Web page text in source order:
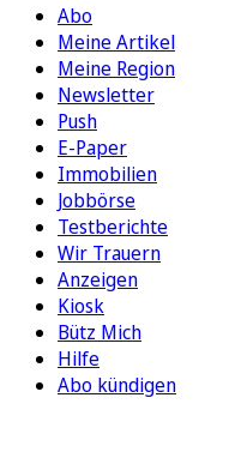
Abo
Meine Artikel
Meine Region
Newsletter
Push
E-Paper
Immobilien
Jobbörse
Testberichte
Wir Trauern
Anzeigen
Kiosk
Bütz Mich
Hilfe
Abo kündigen